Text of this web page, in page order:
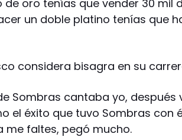
de oro tenías que vender 30 mil
un doble platino tenías que
considera bisagra en su
Sombras cantaba yo, después
el éxito que tuvo Sombras con
me faltes, pegó mucho.